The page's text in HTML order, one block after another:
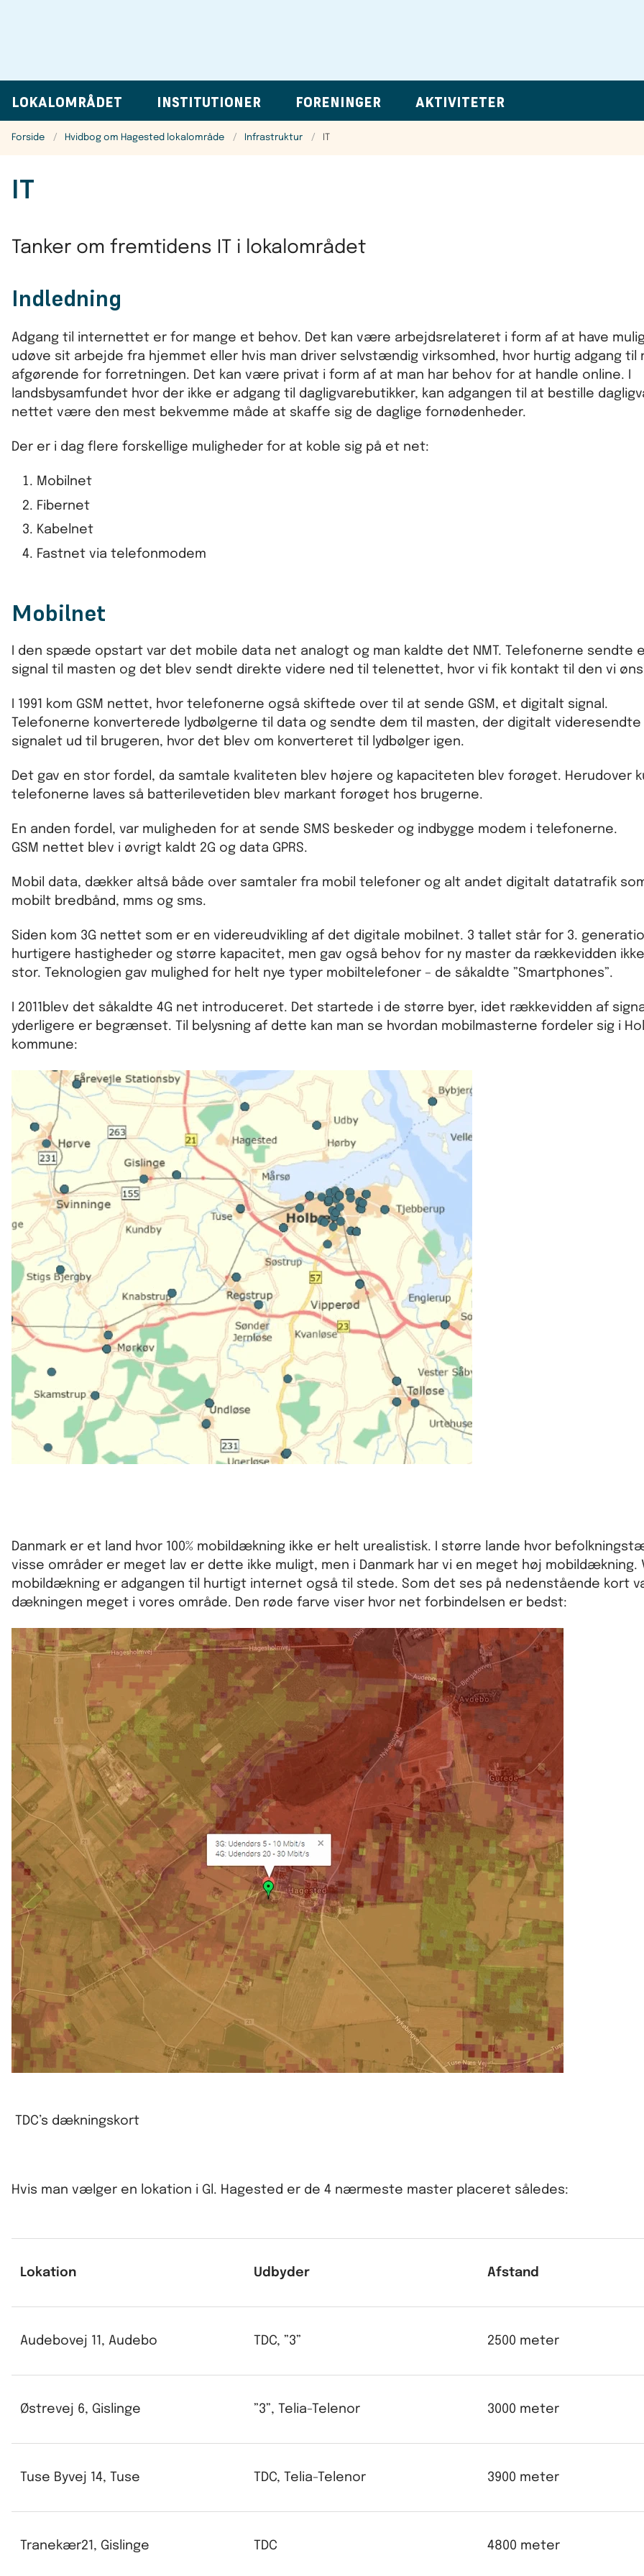
LOKALOMRÅDET INSTITUTIONER FORENINGER AKTIVITETER
Forside Hvidbog om Hagested lokalområde Infrastruktur IT
IT
Tanker om fremtidens IT i lokalområdet
Indledning
Adgang til internettet er for mange et behov. Det kan være arbejdsrelateret i form af at have
udøve sit arbejde fra hjemmet eller hvis man driver selvstændig virksomhed, hvor hurtig adgang
afgørende for forretningen. Det kan være privat i form af at man har behov for at handle online. I
landsbysamfundet hvor der ikke er adgang til dagligvarebutikker, kan adgangen til at bestille
nettet være den mest bekvemme måde at skaffe sig de daglige fornødenheder.
Der er i dag flere forskellige muligheder for at koble sig på et net:
Mobilnet
Fibernet
Kabelnet
Fastnet via telefonmodem
Mobilnet
I den spæde opstart var det mobile data net analogt og man kaldte det NMT. Telefonerne sendte
signal til masten og det blev sendt direkte videre ned til telenettet, hvor vi fik kontakt til den vi
I 1991 kom GSM nettet, hvor telefonerne også skiftede over til at sende GSM, et digitalt signal.
Telefonerne konverterede lydbølgerne til data og sendte dem til masten, der digitalt videresendte
signalet ud til brugeren, hvor det blev om konverteret til lydbølger igen.
Det gav en stor fordel, da samtale kvaliteten blev højere og kapaciteten blev forøget. Herudover
telefonerne laves så batterilevetiden blev markant forøget hos brugerne.
En anden fordel, var muligheden for at sende SMS beskeder og indbygge modem i telefonerne.
GSM nettet blev i øvrigt kaldt 2G og data GPRS.
Mobil data, dækker altså både over samtaler fra mobil telefoner og alt andet digitalt datatrafik
mobilt bredbånd, mms og sms.
Siden kom 3G nettet som er en videreudvikling af det digitale mobilnet. 3 tallet står for 3.
hurtigere hastigheder og større kapacitet, men gav også behov for ny master da rækkevidden
stor. Teknologien gav mulighed for helt nye typer mobiltelefoner – de såkaldte ”Smartphones”.
I 2011blev det såkaldte 4G net introduceret. Det startede i de større byer, idet rækkevidden af
yderligere er begrænset. Til belysning af dette kan man se hvordan mobilmasterne fordeler sig i
kommune:
Danmark er et land hvor 100% mobildækning ikke er helt urealistisk. I større lande hvor
visse områder er meget lav er dette ikke muligt, men i Danmark har vi en meget høj mobildækning.
mobildækning er adgangen til hurtigt internet også til stede. Som det ses på nedenstående kort
dækningen meget i vores område. Den røde farve viser hvor net forbindelsen er bedst:
TDC’s dækningskort
Hvis man vælger en lokation i Gl. Hagested er de 4 nærmeste master placeret således:
Lokation Udbyder Afstand
Audebovej 11, Audebo TDC, ”3” 2500 meter
Østrevej 6, Gislinge ”3”, Telia-Telenor 3000 meter
Tuse Byvej 14, Tuse TDC, Telia-Telenor 3900 meter
Tranekær21, Gislinge TDC 4800 meter